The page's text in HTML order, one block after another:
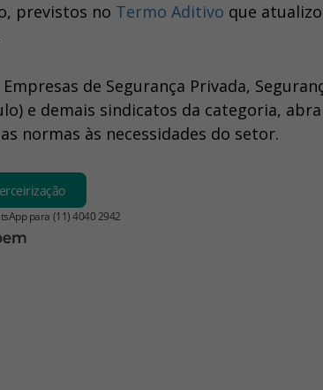
previstos no Termo Aditivo que
de Segurança Privada,
e demais sindicatos da categoria,
normas às necessidades do setor.